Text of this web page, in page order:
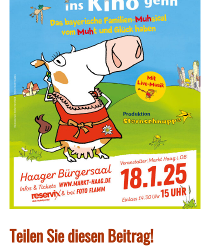
Teilen Sie diesen Beitrag!